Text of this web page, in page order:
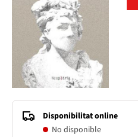
Disponibilitat online
No disponible